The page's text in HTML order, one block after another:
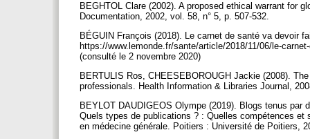
BEGHTOL Clare (2002). A proposed ethical warrant for
Documentation, 2002, vol. 58, n° 5, p. 507-532.
BÉGUIN François (2018). Le carnet de santé va devoir
https://www.lemonde.fr/sante/article/2018/11/06/le-
(consulté le 2 novembre 2020)
BERTULIS Ros, CHEESEBOROUGH Jackie (2008).
professionals. Health Information & Libraries Journal,
BEYLOT DAUDIGEOS Olympe (2019). Blogs tenus
Quels types de publications ? : Quelles compétences et
en médecine générale. Poitiers : Université de Poitiers,